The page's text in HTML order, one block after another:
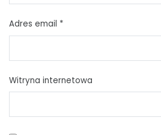
Adres email *
Witryna internetowa